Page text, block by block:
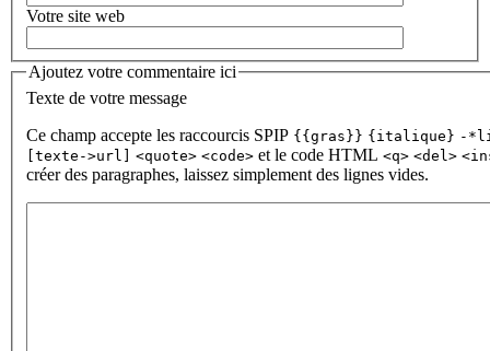
Votre site web
Ajoutez votre commentaire ici
Texte de votre message
Ce champ accepte les raccourcis SPIP {{gras}} {italique} -
[texte->url] <quote> <code> et le code HTML <q> <del>
créer des paragraphes, laissez simplement des lignes vides.